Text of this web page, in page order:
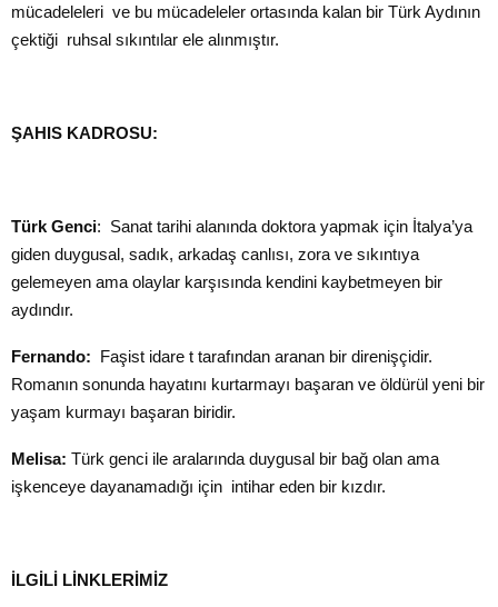
mücadeleleri ve bu mücadeleler ortasında kalan bir Türk Aydının
çektiği ruhsal sıkıntılar ele alınmıştır.
ŞAHIS KADROSU:
Türk Genci: Sanat tarihi alanında doktora yapmak için İtalya’ya
giden duygusal, sadık, arkadaş canlısı, zora ve sıkıntıya
gelemeyen ama olaylar karşısında kendini kaybetmeyen bir
aydındır.
Fernando: Faşist idare t tarafından aranan bir direnişçidir.
Romanın sonunda hayatını kurtarmayı başaran ve öldürül yeni bir
yaşam kurmayı başaran biridir.
Melisa: Türk genci ile aralarında duygusal bir bağ olan ama
işkenceye dayanamadığı için intihar eden bir kızdır.
İLGİLİ LİNKLERİMİZ